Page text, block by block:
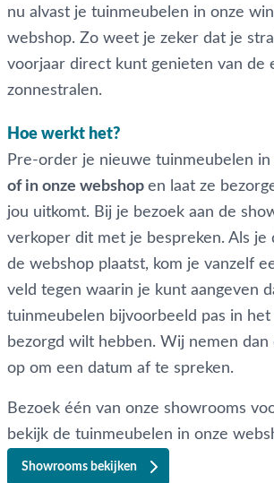
nu alvast je tuinmeubelen in onze
webshop. Zo weet je zeker dat je
voorjaar direct kunt genieten van de
zonnestralen.
Hoe werkt het?
Pre-order je nieuwe tuinmeubelen in
of in onze webshop en l aat ze
jou uitkomt. Bij je bezoek aan de
verkoper dit met je bespreken. Als je
de webshop plaatst, kom je vanzelf
veld tegen waarin je kunt aangeven
tuinmeubelen bijvoorbeeld pas in
bezorgd wilt hebben. Wij nemen
op om een datum af te spreken.
Bezoek één van onze showrooms
bekijk de tuinmeubelen in onze
Showrooms bekijken